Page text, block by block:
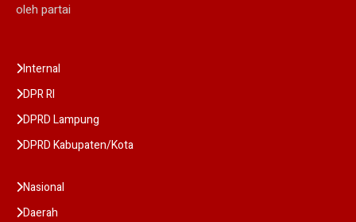
oleh partai
Internal
DPR RI
DPRD Lampung
DPRD Kabupaten/Kota
Nasional
Daerah